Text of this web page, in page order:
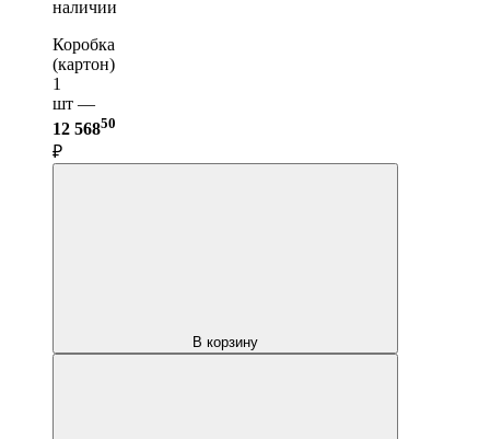
наличии
Коробка
(картон)
1
шт —
12 56850
₽
В корзину